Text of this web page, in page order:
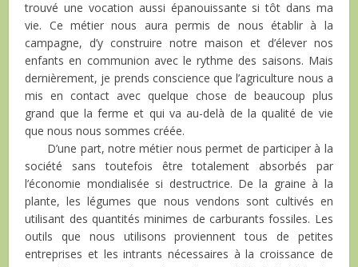
trouvé une vocation aussi épanouissante si tôt dans ma
vie. Ce métier nous aura permis de nous établir à la
campagne, d’y construire notre maison et d’élever nos
enfants en communion avec le rythme des saisons. Mais
dernièrement, je prends conscience que l’agriculture nous a
mis en contact avec quelque chose de beaucoup plus
grand que la ferme et qui va au-delà de la qualité de vie
que nous nous sommes créée.
D’une part, notre métier nous permet de participer à la
société sans toutefois être totalement absorbés par
l’économie mondialisée si destructrice. De la graine à la
plante, les légumes que nous vendons sont cultivés en
utilisant des quantités minimes de carburants fossiles. Les
outils que nous utilisons proviennent tous de petites
entreprises et les intrants nécessaires à la croissance de